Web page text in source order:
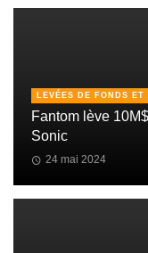
LEVÉES DE FONDS
Fantom lève
Sonic
24 mai 2024